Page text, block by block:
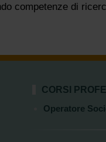
competenze di
CORSI
Operatore